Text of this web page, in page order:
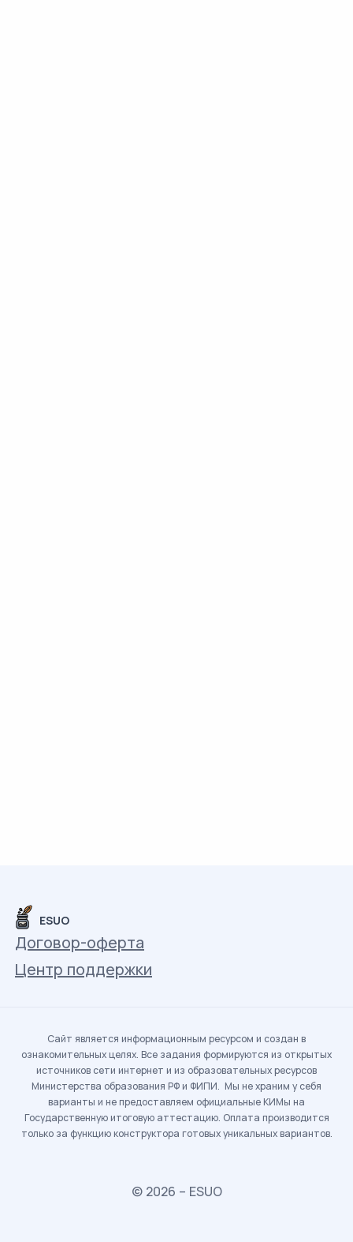
ESUO
Договор-оферта
Центр поддержки
Сайт является информационным ресурсом и создан в
ознакомительных целях. Все задания формируются из открытых
источников сети интернет и из образовательных ресурсов
Министерства образования РФ и ФИПИ. Мы не храним у себя
варианты и не предоставляем официальные КИМы на
Государственную итоговую аттестацию. Оплата производится
только за функцию конструктора готовых уникальных вариантов.
© 2026 – ESUO